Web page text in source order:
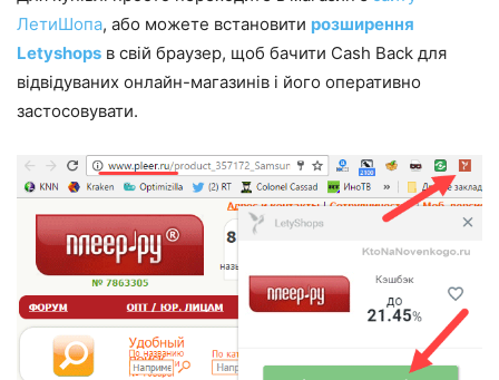
ЛетиШопа, або можете встановити розширення
Letyshops в свій браузер, щоб бачити Cash Back для
відвідуваних онлайн-магазинів і його оперативно
застосовувати.